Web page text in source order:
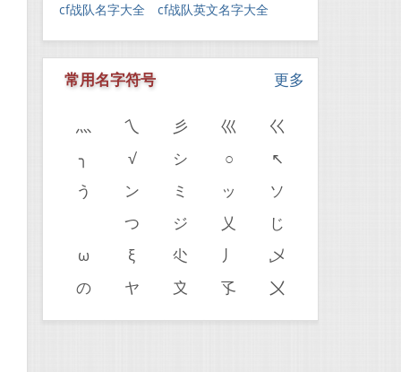
cf战队名字大全 cf战队英文名字大全
更多
常用名字符号
灬 乀 彡 巛
巜
╮
√ シ ○
↖
う
ン ミ ッ
ソ
つ ジ 乂
じ
ω
ξ 尐 丿
乄
の
ヤ 〩 孓 〤